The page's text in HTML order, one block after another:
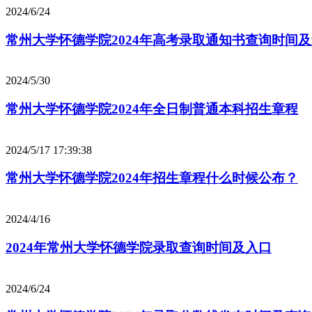
2024/6/24
常州大学怀德学院2024年高考录取通知书查询时间
2024/5/30
常州大学怀德学院2024年全日制普通本科招生章程
2024/5/17 17:39:38
常州大学怀德学院2024年招生章程什么时候公布？
2024/4/16
2024年常州大学怀德学院录取查询时间及入口
2024/6/24